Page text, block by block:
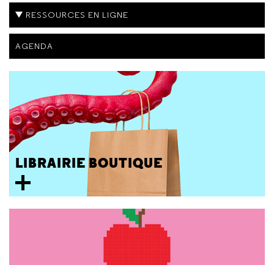
RESSOURCES EN LIGNE
AGENDA
LIBRAIRIE BOUTIQUE